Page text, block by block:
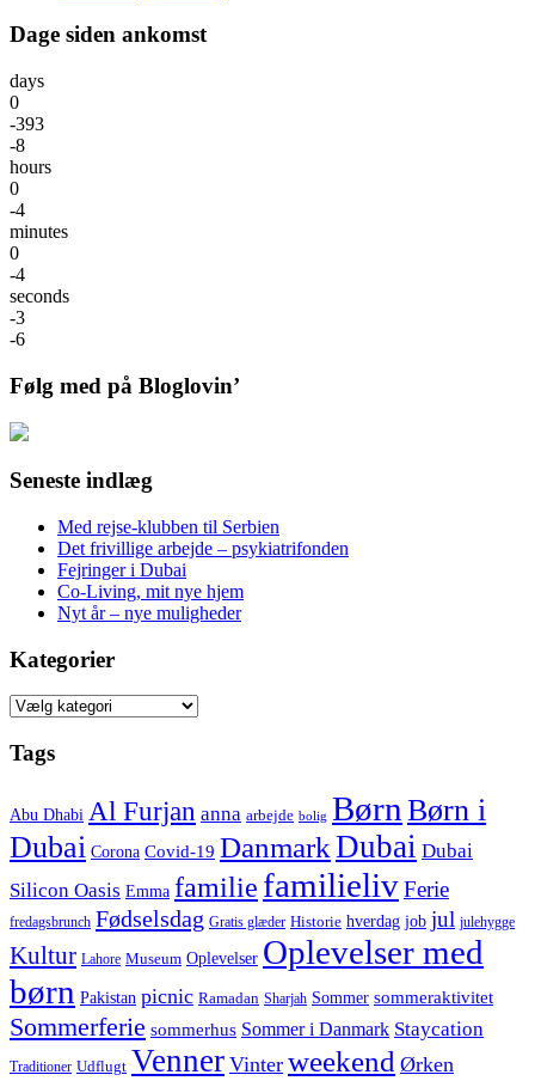
Dage siden ankomst
days
0
-393
-8
hours
0
-4
minutes
0
-4
seconds
-3
-6
Følg med på Bloglovin’
Seneste indlæg
Med rejse-klubben til Serbien
Det frivillige arbejde – psykiatrifonden
Fejringer i Dubai
Co-Living, mit nye hjem
Nyt år – nye muligheder
Kategorier
Kategorier
Tags
Abu Dhabi Al Furjan anna arbejde bolig Børn Børn i
Dubai Corona Covid-19 DanmarkDubai Dubai
Silicon Oasis Emma familie familielivFerie
fredagsbrunch Fødselsdag Gratis glæder Historie hverdag job jul julehygge
Kultur Lahore Museum Oplevelser Oplevelser med
børn Pakistan picnic Ramadan Sharjah Sommer sommeraktivitet
Sommerferie sommerhus Sommer i Danmark Staycation
Traditioner Udflugt Venner Vinter weekend Ørken